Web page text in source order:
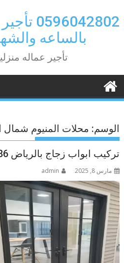
to
content
بالساعه
تأجير عماله
الوسم: محلات المنيوم شمال
تركيب ابواب زجاج بالرياض 0570076986
مارس 8, 2025 admin